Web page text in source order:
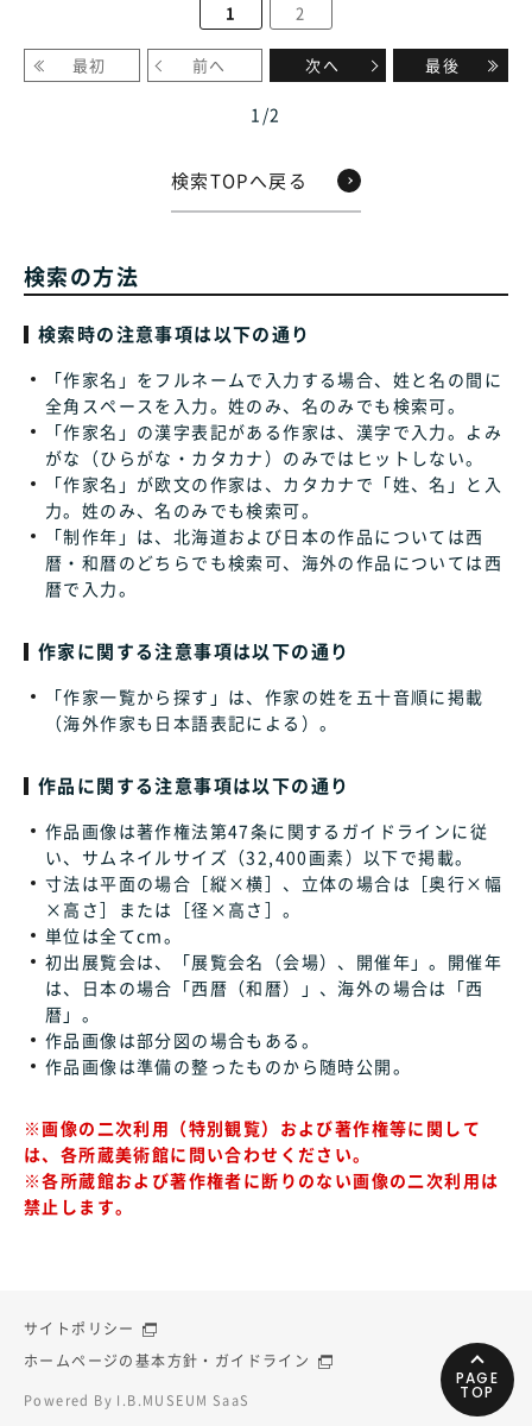
1 2
最初 前へ 次へ 最後
1 /2
検索TOPへ戻る
検索の方法
検索時の注意事項は以下の通り
「作家名」をフルネームで入力する場合、姓と名の間に
全角スペースを入力。姓のみ、名のみでも検索可。
「作家名」の漢字表記がある作家は、漢字で入力。よみ
がな（ひらがな・カタカナ）のみではヒットしない。
「作家名」が欧文の作家は、カタカナで「姓、名」と入
力。姓のみ、名のみでも検索可。
「制作年」は、北海道および日本の作品については西
暦・和暦のどちらでも検索可、海外の作品については西
暦で入力。
作家に関する注意事項は以下の通り
「作家一覧から探す」は、作家の姓を五十音順に掲載
（海外作家も日本語表記による）。
作品に関する注意事項は以下の通り
作品画像は著作権法第47条に関するガイドラインに従
い、サムネイルサイズ（32,400画素）以下で掲載。
寸法は平面の場合［縦×横］、立体の場合は［奥行×幅
×高さ］または［径×高さ］。
単位は全てcm。
初出展覧会は、「展覧会名（会場）、開催年」。開催年
は、日本の場合「西暦（和暦）」、海外の場合は「西
暦」。
作品画像は部分図の場合もある。
作品画像は準備の整ったものから随時公開。
※画像の二次利用（特別観覧）および著作権等に関して
は、各所蔵美術館に問い合わせください。
※各所蔵館および著作権者に断りのない画像の二次利用は
禁止します。
Powered By I.B.MUSEUM SaaS
サイトポリシー
ホームページの基本方針・ガイドライン
PAGE
TOP